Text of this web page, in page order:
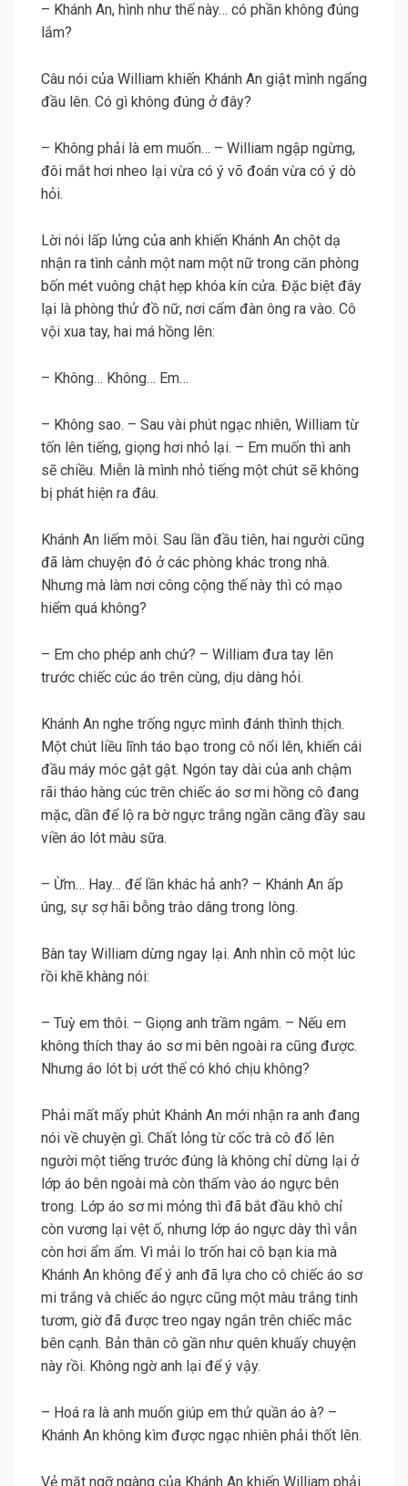
– Khánh An, hình như thế này… có phần không đúng
lắm?
Câu nói của William khiến Khánh An giật mình ngẩng
đầu lên. Có gì không đúng ở đây?
– Không phải là em muốn… – William ngập ngừng,
đôi mắt hơi nheo lại vừa có ý võ đoán vừa có ý dò
hỏi.
Lời nói lấp lửng của anh khiến Khánh An chột dạ
nhận ra tình cảnh một nam một nữ trong căn phòng
bốn mét vuông chật hẹp khóa kín cửa. Đặc biệt đây
lại là phòng thử đồ nữ, nơi cấm đàn ông ra vào. Cô
vội xua tay, hai má hồng lên:
– Không… Không… Em…
– Không sao. – Sau vài phút ngạc nhiên, William từ
tốn lên tiếng, giọng hơi nhỏ lại. – Em muốn thì anh
sẽ chiều. Miễn là mình nhỏ tiếng một chút sẽ không
bị phát hiện ra đâu.
Khánh An liếm môi. Sau lần đầu tiên, hai người cũng
đã làm chuyện đó ở các phòng khác trong nhà.
Nhưng mà làm nơi công cộng thế này thì có mạo
hiểm quá không?
– Em cho phép anh chứ? – William đưa tay lên
trước chiếc cúc áo trên cùng, dịu dàng hỏi.
Khánh An nghe trống ngực mình đánh thình thịch.
Một chút liều lĩnh táo bạo trong cô nổi lên, khiến cái
đầu máy móc gật gật. Ngón tay dài của anh chậm
rãi tháo hàng cúc trên chiếc áo sơ mi hồng cô đang
mặc, dần để lộ ra bờ ngực trắng ngần căng đầy sau
viền áo lót màu sữa.
– Ừm… Hay… để lần khác hả anh? – Khánh An ấp
úng, sự sợ hãi bỗng trào dâng trong lòng.
Bàn tay William dừng ngay lại. Anh nhìn cô một lúc
rồi khẽ khàng nói:
– Tuỳ em thôi. – Giọng anh trầm ngâm. – Nếu em
không thích thay áo sơ mi bên ngoài ra cũng được.
Nhưng áo lót bị ướt thế có khó chịu không?
Phải mất mấy phút Khánh An mới nhận ra anh đang
nói về chuyện gì. Chất lỏng từ cốc trà cô đổ lên
người một tiếng trước đúng là không chỉ dừng lại ở
lớp áo bên ngoài mà còn thấm vào áo ngực bên
trong. Lớp áo sơ mi mỏng thì đã bắt đầu khô chỉ
còn vương lại vệt ố, nhưng lớp áo ngực dày thì vẫn
còn hơi ẩm ẩm. Vì mải lo trốn hai cô bạn kia mà
Khánh An không để ý anh đã lựa cho cô chiếc áo sơ
mi trắng và chiếc áo ngực cũng một màu trắng tinh
tươm, giờ đã được treo ngay ngắn trên chiếc mắc
bên cạnh. Bản thân cô gần như quên khuấy chuyện
này rồi. Không ngờ anh lại để ý vậy.
– Hoá ra là anh muốn giúp em thử quần áo à? –
Khánh An không kìm được ngạc nhiên phải thốt lên.
Vẻ mặt ngỡ ngàng của Khánh An khiến William phải